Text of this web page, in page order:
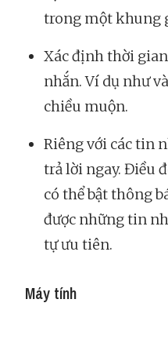
trong một khung
Xác định thời
nhắn. Ví dụ như
chiều muộn.
Riêng với các tin
trả lời ngay. Điều
có thể bật thông
được những tin
tự ưu tiên.
Máy tính